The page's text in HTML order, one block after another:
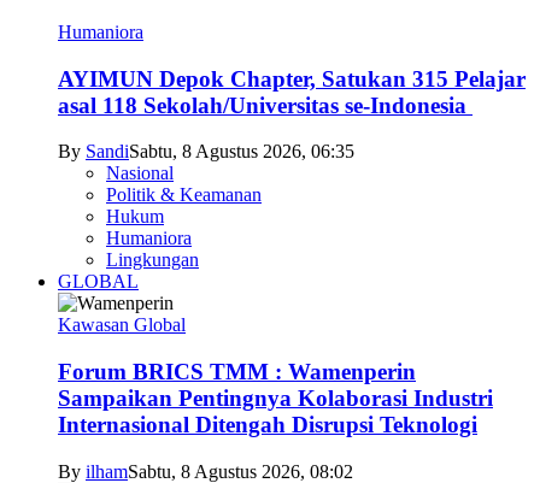
Humaniora
AYIMUN Depok Chapter, Satukan 315 Pelajar
asal 118 Sekolah/Universitas se-Indonesia
By SandiSabtu, 8 Agustus 2026, 06:35
Nasional
Politik & Keamanan
Hukum
Humaniora
Lingkungan
GLOBAL
Kawasan Global
Forum BRICS TMM : Wamenperin
Sampaikan Pentingnya Kolaborasi Industri
Internasional Ditengah Disrupsi Teknologi
By ilhamSabtu, 8 Agustus 2026, 08:02